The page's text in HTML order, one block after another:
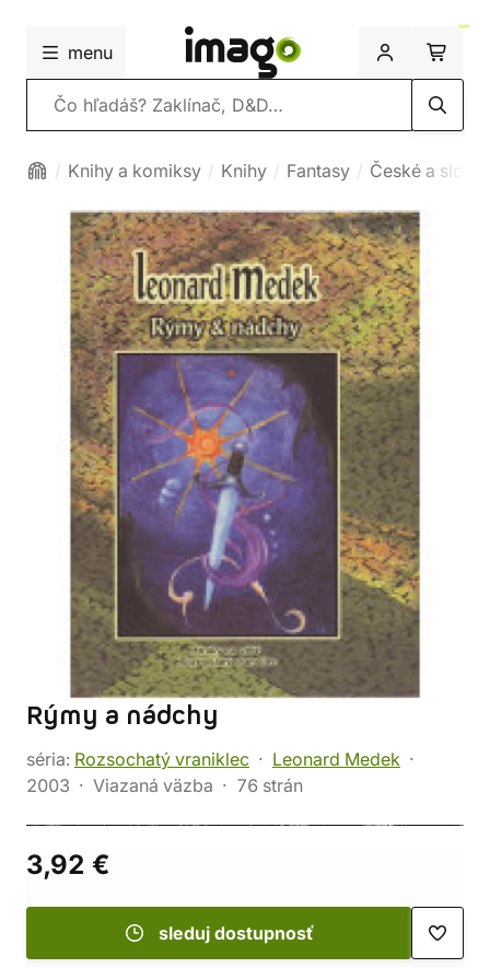
menu
Vyhľadávanie
Knihy a komiksy Knihy Fantasy České a
Rýmy a nádchy
séria: Rozsochatý vraniklec
Leonard Medek
2003
Viazaná väzba 76 strán
3,92 €
sleduj dostupnosť